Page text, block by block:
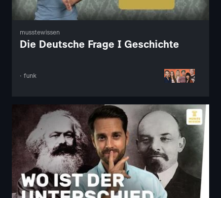
musstewissen
Die Deutsche Frage I Geschichte
· funk